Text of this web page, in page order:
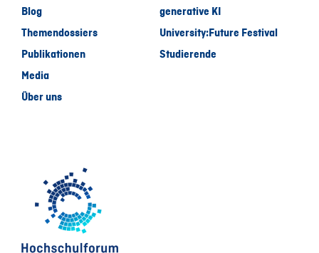
Blog
Themendossiers
Publikationen
Media
Über uns
generative KI
University:Future Festival
Studierende